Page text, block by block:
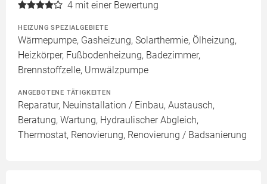
4 mit einer Bewertung
HEIZUNG SPEZIALGEBIETE
Wärmepumpe, Gasheizung, Solarthermie, Ölheizung,
Heizkörper, Fußbodenheizung, Badezimmer,
Brennstoffzelle, Umwälzpumpe
ANGEBOTENE TÄTIGKEITEN
Reparatur, Neuinstallation / Einbau, Austausch,
Beratung, Wartung, Hydraulischer Abgleich,
Thermostat, Renovierung, Renovierung / Badsanierung